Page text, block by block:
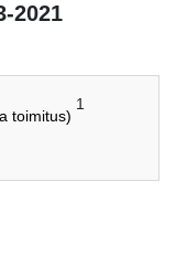
2021
toimitus)
1